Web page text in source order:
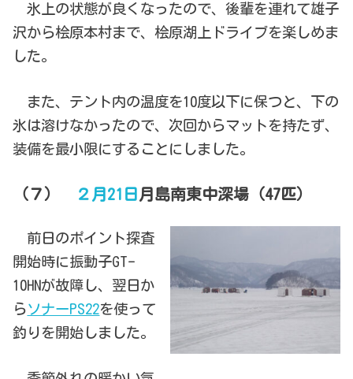
氷上の状態が良くなったので、後輩を連れて雄子
沢から桧原本村まで、桧原湖上ドライブを楽しめま
した。
また、テント内の温度を10度以下に保つと、下の
氷は溶けなかったので、次回からマットを持たず、
装備を最小限にすることにしました。
（７） ２月21日 月島南東中深場（47匹）
前日のポイント探査
開始時に振動子GT-
10HNが故障し、翌日か
らソナーPS22を使って
釣りを開始しました。